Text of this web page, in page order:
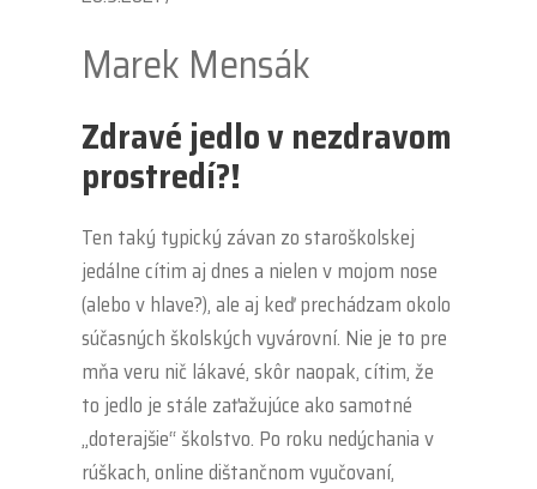
Marek Mensák
Zdravé jedlo v nezdravom
prostredí?!
Ten taký typický závan zo staroškolskej
jedálne cítim aj dnes a nielen v mojom nose
(alebo v hlave?), ale aj keď prechádzam okolo
súčasných školských vyvárovní. Nie je to pre
mňa veru nič lákavé, skôr naopak, cítim, že
to jedlo je stále zaťažujúce ako samotné
„doterajšie“ školstvo. Po roku nedýchania v
rúškach, online dištančnom vyučovaní,